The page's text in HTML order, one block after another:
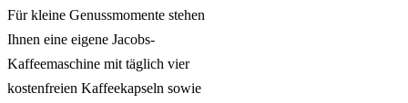
Für kleine Genussmomente stehen
Ihnen eine eigene Jacobs-
Kaffeemaschine mit täglich vier
kostenfreien Kaffeekapseln sowie